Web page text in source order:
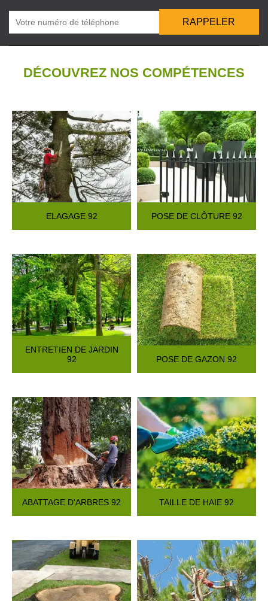
DÉCOUVREZ NOS COMPÉTENCES
ELAGAGE 92 POSE DE CLÔTURE 92
ENTRETIEN DE JARDIN
92
POSE DE GAZON 92
ABATTAGE D'ARBRES 92 TAILLE DE HAIE 92